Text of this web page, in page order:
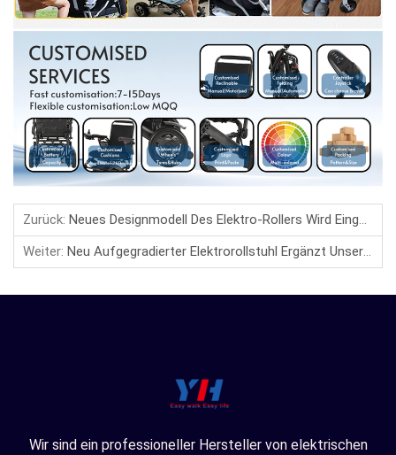
Zurück: Neues Designmodell Des Elektro-Rollers Wird Eingeführt
Weiter: Neu Aufgegradierter Elektrorollstuhl Ergänzt Unser Sortiment
Wir sind ein professioneller Hersteller von elektrischen